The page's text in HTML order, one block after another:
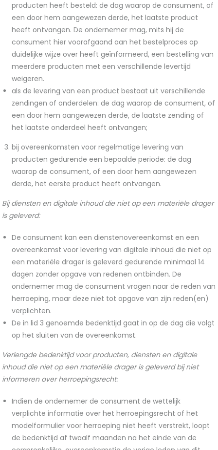
producten heeft besteld: de dag waarop de consument, of
een door hem aangewezen derde, het laatste product
heeft ontvangen. De ondernemer mag, mits hij de
consument hier voorafgaand aan het bestelproces op
duidelijke wijze over heeft geïnformeerd, een bestelling van
meerdere producten met een verschillende levertijd
weigeren.
als de levering van een product bestaat uit verschillende
zendingen of onderdelen: de dag waarop de consument, of
een door hem aangewezen derde, de laatste zending of
het laatste onderdeel heeft ontvangen;
bij overeenkomsten voor regelmatige levering van
producten gedurende een bepaalde periode: de dag
waarop de consument, of een door hem aangewezen
derde, het eerste product heeft ontvangen.
Bij diensten en digitale inhoud die niet op een materiële drager
is geleverd:
De consument kan een dienstenovereenkomst en een
overeenkomst voor levering van digitale inhoud die niet op
een materiële drager is geleverd gedurende minimaal 14
dagen zonder opgave van redenen ontbinden. De
ondernemer mag de consument vragen naar de reden van
herroeping, maar deze niet tot opgave van zijn reden(en)
verplichten.
De in lid 3 genoemde bedenktijd gaat in op de dag die volgt
op het sluiten van de overeenkomst.
Verlengde bedenktijd voor producten, diensten en digitale
inhoud die niet op een materiële drager is geleverd bij niet
informeren over herroepingsrecht:
Indien de ondernemer de consument de wettelijk
verplichte informatie over het herroepingsrecht of het
modelformulier voor herroeping niet heeft verstrekt, loopt
de bedenktijd af twaalf maanden na het einde van de